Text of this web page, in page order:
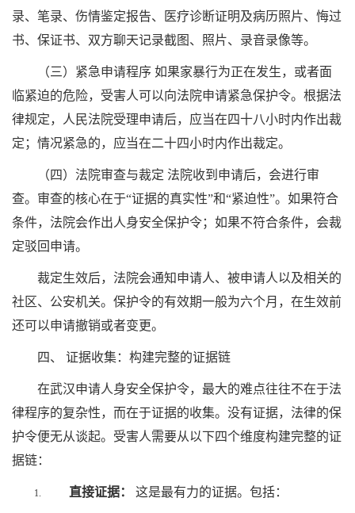
录、笔录、伤情鉴定报告、医疗诊断证明及病历照片、悔过
书、保证书、双方聊天记录截图、照片、录音录像等。
（三）紧急申请程序 如果家暴行为正在发生，或者面
临紧迫的危险，受害人可以向法院申请紧急保护令。根据法
律规定，人民法院受理申请后，应当在四十八小时内作出裁
定；情况紧急的，应当在二十四小时内作出裁定。
（四）法院审查与裁定 法院收到申请后，会进行审
查。审查的核心在于“证据的真实性”和“紧迫性”。如果符合
条件，法院会作出人身安全保护令；如果不符合条件，会裁
定驳回申请。
裁定生效后，法院会通知申请人、被申请人以及相关的
社区、公安机关。保护令的有效期一般为六个月，在生效前
还可以申请撤销或者变更。
四、 证据收集：构建完整的证据链
在武汉申请人身安全保护令，最大的难点往往不在于法
律程序的复杂性，而在于证据的收集。没有证据，法律的保
护令便无从谈起。受害人需要从以下四个维度构建完整的证
据链：
直接证据： 这是最有力的证据。包括：